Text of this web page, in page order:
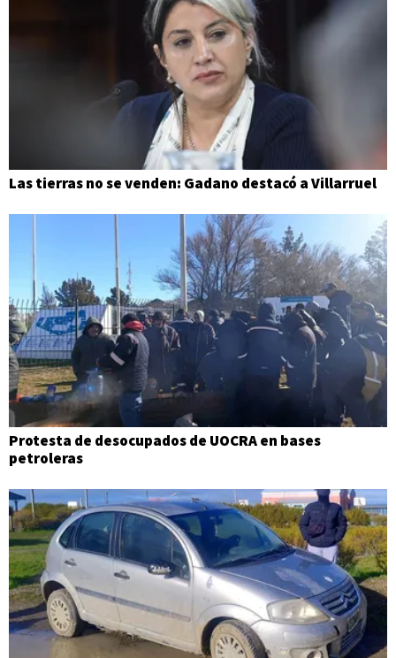
Las tierras no se venden: Gadano destacó a Villarruel
Protesta de desocupados de UOCRA en bases
petroleras